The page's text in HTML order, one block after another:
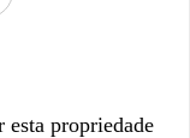
esta propriedade